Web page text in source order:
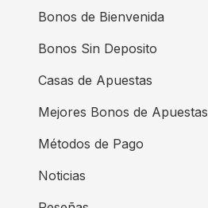
Bonos de Bienvenida
Bonos Sin Deposito
Casas de Apuestas
Mejores Bonos de Apuestas
Métodos de Pago
Noticias